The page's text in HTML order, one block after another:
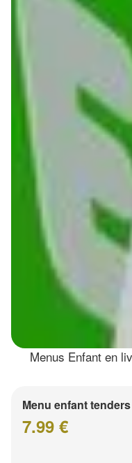
Menus Enfant en
Menu enfant tenders
7.99 €